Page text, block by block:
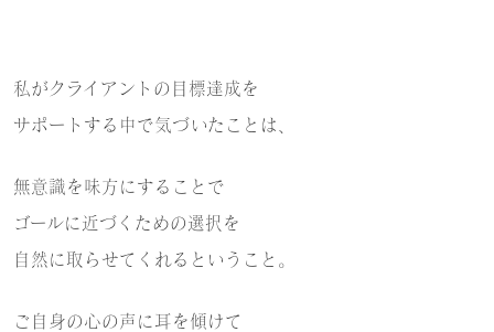
私がクライアントの目標達成を
サポートする中で気づいたことは、
無意識を味方にすることで
ゴールに近づくための選択を
自然に取らせてくれるということ。
ご自身の心の声に耳を傾けて